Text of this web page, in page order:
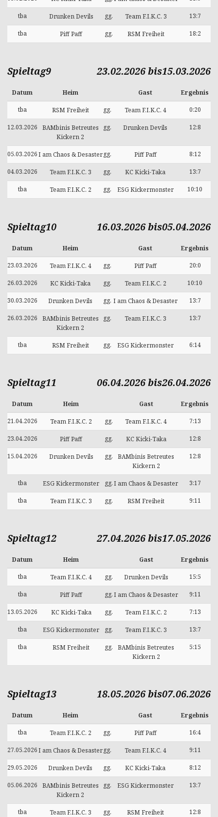
tba Drunken Devils gg. Team F.I.K.C. 3 13:7
tba Piff Paff gg. RSM Freiheit 18:2
Spieltag9 23.02.2026 bis15.03.2026
Datum Heim Gast Ergebnis
tba RSM Freiheit gg. Team F.I.K.C. 4 0:20
12.03.2026
BAMbinis Betreutes
Kickern 2
gg. Drunken Devils 12:8
05.03.2026I am Chaos & Desastergg. Piff Paff 8:12
04.03.2026 Team F.I.K.C. 3 gg. KC Kicki-Taka 13:7
tba Team F.I.K.C. 2 gg. ESG Kickermonster 10:10
Spieltag10 16.03.2026 bis05.04.2026
Datum Heim Gast Ergebnis
23.03.2026 Team F.I.K.C. 4 gg. Piff Paff 20:0
26.03.2026 KC Kicki-Taka gg. Team F.I.K.C. 2 10:10
30.03.2026 Drunken Devils gg. I am Chaos & Desaster 13:7
26.03.2026
BAMbinis Betreutes
Kickern 2
gg. Team F.I.K.C. 3 13:7
tba RSM Freiheit gg. ESG Kickermonster 6:14
Spieltag11 06.04.2026 bis26.04.2026
Datum Heim Gast Ergebnis
21.04.2026 Team F.I.K.C. 2 gg. Team F.I.K.C. 4 7:13
23.04.2026 Piff Paff gg. KC Kicki-Taka 12:8
15.04.2026 Drunken Devils gg.
BAMbinis Betreutes
Kickern 2
12:8
tba ESG Kickermonster gg.I am Chaos & Desaster 3:17
tba Team F.I.K.C. 3 gg. RSM Freiheit 9:11
Spieltag12 27.04.2026 bis17.05.2026
Datum Heim Gast Ergebnis
tba Team F.I.K.C. 4 gg. Drunken Devils 15:5
tba Piff Paff gg.I am Chaos & Desaster 9:11
13.05.2026 KC Kicki-Taka gg. Team F.I.K.C. 2 7:13
tba ESG Kickermonster gg. Team F.I.K.C. 3 13:7
tba RSM Freiheit gg.
BAMbinis Betreutes
Kickern 2
5:15
Spieltag13 18.05.2026 bis07.06.2026
Datum Heim Gast Ergebnis
tba Team F.I.K.C. 2 gg. Piff Paff 16:4
27.05.2026I am Chaos & Desastergg. Team F.I.K.C. 4 9:11
29.05.2026 Drunken Devils gg. KC Kicki-Taka 8:12
05.06.2026
BAMbinis Betreutes
Kickern 2
gg. ESG Kickermonster 13:7
tba Team F.I.K.C. 3 gg. RSM Freiheit 12:8